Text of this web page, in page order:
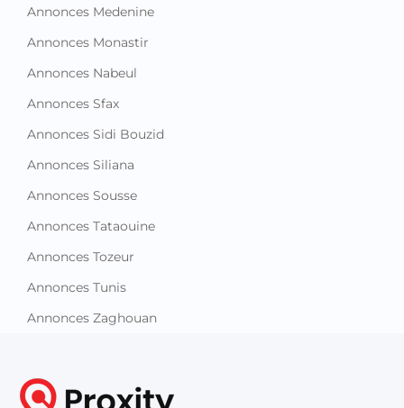
Annonces Medenine
Annonces Monastir
Annonces Nabeul
Annonces Sfax
Annonces Sidi Bouzid
Annonces Siliana
Annonces Sousse
Annonces Tataouine
Annonces Tozeur
Annonces Tunis
Annonces Zaghouan